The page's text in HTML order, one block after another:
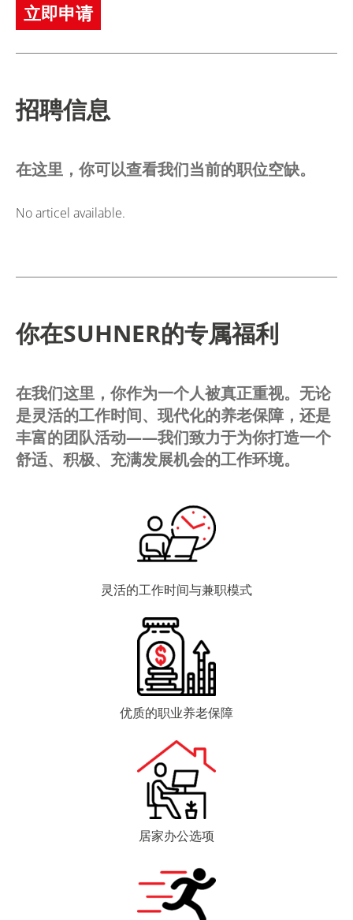
立即申请
招聘信息
在这里，你可以查看我们当前的职位空缺。
No articel available.
你在SUHNER的专属福利
在我们这里，你作为一个人被真正重视。无论
是灵活的工作时间、现代化的养老保障，还是
丰富的团队活动——我们致力于为你打造一个
舒适、积极、充满发展机会的工作环境。
灵活的工作时间与兼职模式
优质的职业养老保障
居家办公选项